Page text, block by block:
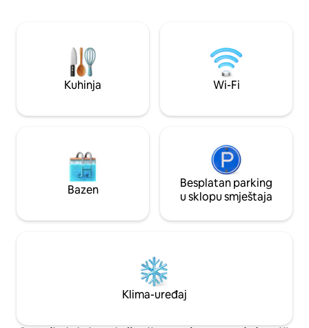
boravak u
peškiri su
Kuhinja Wi-Fi
Bazen
Besplatan parking
u sklopu smještaja
Klima-uređaj